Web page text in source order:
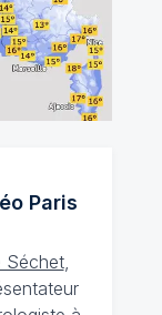
Paris
Séchet,